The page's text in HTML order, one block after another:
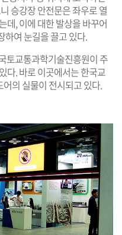
승강장 안전문은 좌우로 열
데, 이에 대한 발상을 바꾸어
하여 눈길을 끌고 있다.
토교통과학기술진흥원이 주
다. 바로 이곳에서는 한국교
의 실물이 전시되고 있다.